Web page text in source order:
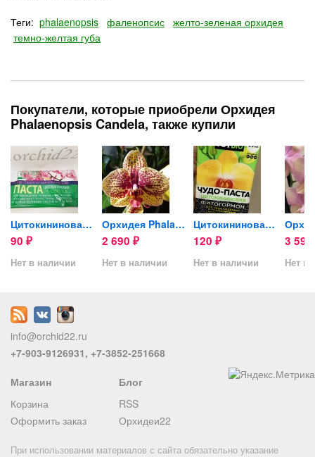
Теги: phalaenopsis фаленопсис желто-зеленая орхидея
темно-желтая губа
Покупатели, которые приобрели Орхидея
Phalaenopsis Candela, также купили
Цитокининовая паста
90 ₽
Нет в наличии
Орхидея Phalaenopsis Karin...
2 690 ₽
Нет в наличии
Цитокининовая паста TUTBIO...
120 ₽
Нет в наличии
3 590
Нет в
info@orchid22.ru
+7-903-9126931, +7-3852-251668
Магазин
Корзина
Оформить заказ
Блог
RSS
Орхидеи22
При использовании материалов с сайта обязательно указание